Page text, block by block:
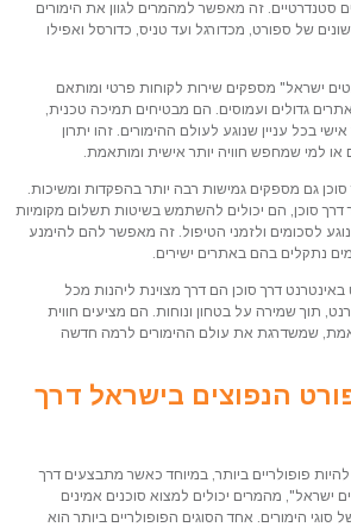
סטנדרטיים. זה מאפשר למהמרים לגוון את הימורים
של ספורט, מכדורגל ועד טניס, כדורסל ואפילו
ישראל" מספקים שירות לקוחות פרטי ומותאם
גדולים ועמוסים. הם מבטיחים תמיכה טכנית,
בכל עניין שנוגע לעולם ההימורים. זהו יתרון
או למי שמחפש חוויה יותר אישית ומותאמת.
סוכן גם מספקים גמישות רבה יותר בהפקדות ומשיכות.
סוכן, הם יכולים להשתמש בשיטות תשלום מקומיות
לסכומים ולזמני הטיפול. זה מאפשר להם להימנע
נתקלים בהם באתרים ישירים.
דרך סוכן הם דרך מצוינת ליהנות מכל
תוך שמירה על בטחון ונוחות. הם מציעים חווית
שמשדרגת את עולם ההימורים לרמה חדשה
הנפוצים בישראל דרך
פופולריים ביותר, במיוחד כאשר מתבצעים דרך
ישראל", מהמרים יכולים למצוא סוכנים אמינים
סוגי הימורים. אחד הסוגים הפופולריים ביותר הוא